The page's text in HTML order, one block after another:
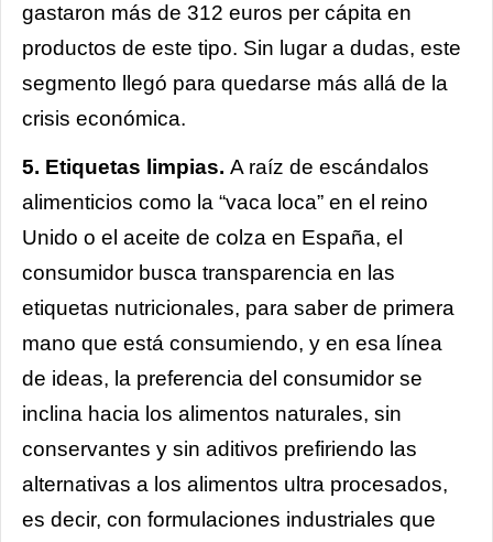
gastaron más de 312 euros per cápita en
productos de este tipo. Sin lugar a dudas, este
segmento llegó para quedarse más allá de la
crisis económica.
5. Etiquetas limpias. A raíz de escándalos
alimenticios como la “vaca loca” en el reino
Unido o el aceite de colza en España, el
consumidor busca transparencia en las
etiquetas nutricionales, para saber de primera
mano que está consumiendo, y en esa línea
de ideas, la preferencia del consumidor se
inclina hacia los alimentos naturales, sin
conservantes y sin aditivos prefiriendo las
alternativas a los alimentos ultra procesados,
es decir, con formulaciones industriales que